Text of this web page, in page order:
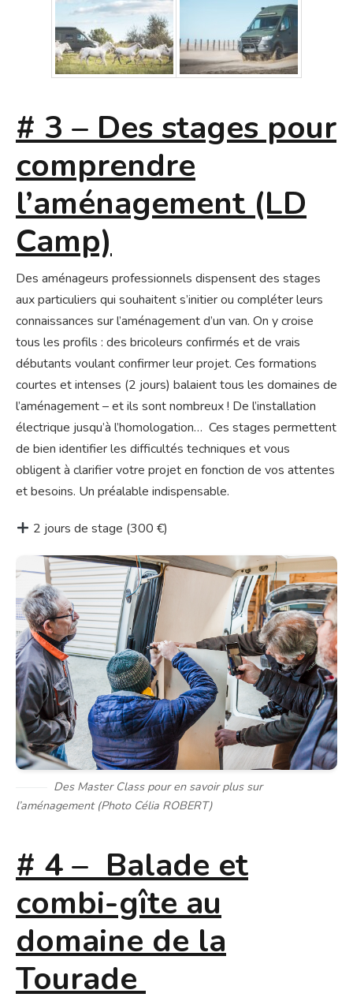
# 3 – Des stages pour
comprendre
l’aménagement (LD
Camp)
Des aménageurs professionnels dispensent des stages
aux particuliers qui souhaitent s’initier ou compléter leurs
connaissances sur l’aménagement d’un van. On y croise
tous les profils : des bricoleurs confirmés et de vrais
débutants voulant confirmer leur projet. Ces formations
courtes et intenses (2 jours) balaient tous les domaines de
l’aménagement – et ils sont nombreux ! De l’installation
électrique jusqu’à l’homologation… Ces stages permettent
de bien identifier les difficultés techniques et vous
obligent à clarifier votre projet en fonction de vos attentes
et besoins. Un préalable indispensable.
2 jours de stage (300 €)
Des Master Class pour en savoir plus sur
l’aménagement (Photo Célia ROBERT)
# 4 – Balade et
combi-gîte au
domaine de la
Tourade